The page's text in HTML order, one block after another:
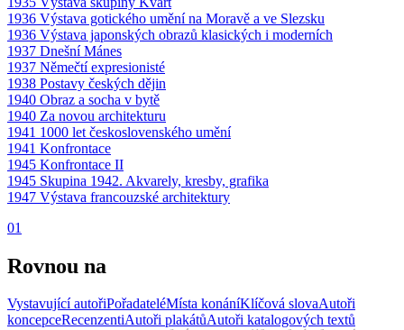
1936 Výstava gotického umění na Moravě a ve Slezsku
1936 Výstava japonských obrazů klasických i moderních
1937 Dnešní Mánes
1937 Němečtí expresionisté
1938 Postavy českých dějin
1940 Obraz a socha v bytě
1940 Za novou architekturu
1941 1000 let československého umění
1941 Konfrontace
1945 Konfrontace II
1945 Skupina 1942. Akvarely, kresby, grafika
1947 Výstava francouzské architektury
01
Rovnou na
Vystavující autořiPořadateléMísta konáníKlíčová slovaAutoři
koncepceRecenzentiAutoři plakátůAutoři katalogových textů